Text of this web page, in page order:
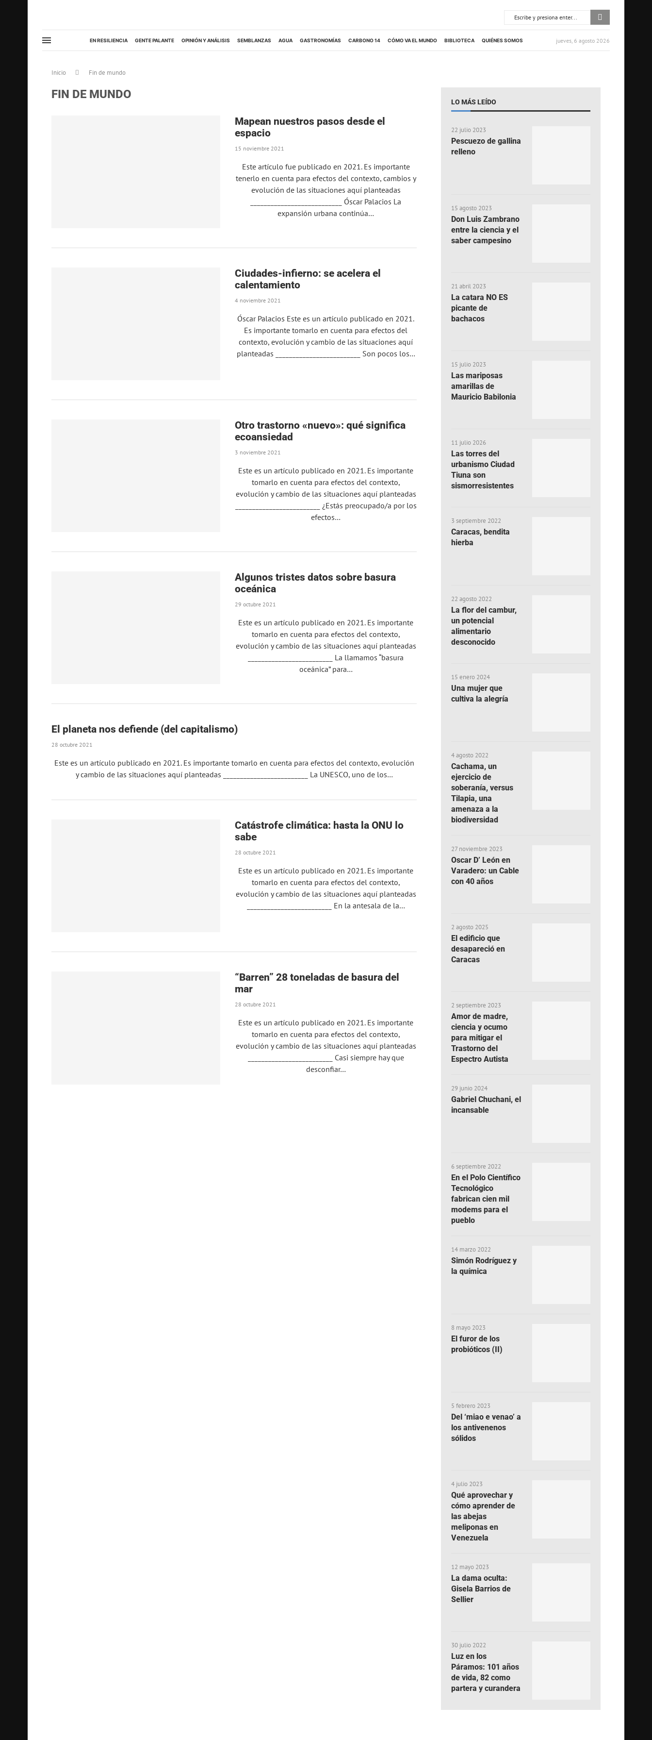
EN RESILIENCIA GENTE PALANTE OPINIÓN Y ANÁLISIS SEMBLANZAS AGUA GASTRONOMÍAS CARBONO 14 CÓMO VA EL MUNDO BIBLIOTECA QUIÉNES SOMOS jueves, 6 agosto 2026
Inicio Fin de mundo
FIN DE MUNDO
Mapean nuestros pasos desde el
espacio
15 noviembre 2021
Este artículo fue publicado en 2021. Es importante
tenerlo en cuenta para efectos del contexto, cambios y
evolución de las situaciones aquí planteadas
___________________________ Óscar Palacios La
expansión urbana continúa…
Ciudades-infierno: se acelera el
calentamiento
4 noviembre 2021
Óscar Palacios Este es un artículo publicado en 2021.
Es importante tomarlo en cuenta para efectos del
contexto, evolución y cambio de las situaciones aquí
planteadas _________________________ Son pocos los…
Otro trastorno «nuevo»: qué significa
ecoansiedad
3 noviembre 2021
Este es un artículo publicado en 2021. Es importante
tomarlo en cuenta para efectos del contexto,
evolución y cambio de las situaciones aquí planteadas
_________________________ ¿Estás preocupado/a por los
efectos…
Algunos tristes datos sobre basura
oceánica
29 octubre 2021
Este es un artículo publicado en 2021. Es importante
tomarlo en cuenta para efectos del contexto,
evolución y cambio de las situaciones aquí planteadas
_________________________ La llamamos “basura
oceánica” para…
El planeta nos defiende (del capitalismo)
28 octubre 2021
Este es un artículo publicado en 2021. Es importante tomarlo en cuenta para efectos del contexto, evolución
y cambio de las situaciones aquí planteadas _________________________ La UNESCO, uno de los…
Catástrofe climática: hasta la ONU lo
sabe
28 octubre 2021
Este es un artículo publicado en 2021. Es importante
tomarlo en cuenta para efectos del contexto,
evolución y cambio de las situaciones aquí planteadas
_________________________ En la antesala de la…
“Barren” 28 toneladas de basura del
mar
28 octubre 2021
Este es un artículo publicado en 2021. Es importante
tomarlo en cuenta para efectos del contexto,
evolución y cambio de las situaciones aquí planteadas
_________________________ Casi siempre hay que
desconfiar…
LO MÁS LEÍDO
22 julio 2023
Pescuezo de gallina
relleno
15 agosto 2023
Don Luis Zambrano
entre la ciencia y el
saber campesino
21 abril 2023
La catara NO ES
picante de
bachacos
15 julio 2023
Las mariposas
amarillas de
Mauricio Babilonia
11 julio 2026
Las torres del
urbanismo Ciudad
Tiuna son
sismorresistentes
3 septiembre 2022
Caracas, bendita
hierba
22 agosto 2022
La flor del cambur,
un potencial
alimentario
desconocido
15 enero 2024
Una mujer que
cultiva la alegría
4 agosto 2022
Cachama, un
ejercicio de
soberanía, versus
Tilapia, una
amenaza a la
biodiversidad
27 noviembre 2023
Oscar D’ León en
Varadero: un Cable
con 40 años
2 agosto 2025
El edificio que
desapareció en
Caracas
2 septiembre 2023
Amor de madre,
ciencia y ocumo
para mitigar el
Trastorno del
Espectro Autista
29 junio 2024
Gabriel Chuchani, el
incansable
6 septiembre 2022
En el Polo Científico
Tecnológico
fabrican cien mil
modems para el
pueblo
14 marzo 2022
Simón Rodríguez y
la química
8 mayo 2023
El furor de los
probióticos (II)
5 febrero 2023
Del ‘miao e venao’ a
los antivenenos
sólidos
4 julio 2023
Qué aprovechar y
cómo aprender de
las abejas
meliponas en
Venezuela
12 mayo 2023
La dama oculta:
Gisela Barrios de
Sellier
30 julio 2022
Luz en los
Páramos: 101 años
de vida, 82 como
partera y curandera